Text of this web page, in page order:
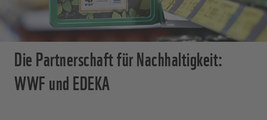
Die Partnerschaft für Nachhaltigkeit:
WWF und EDEKA